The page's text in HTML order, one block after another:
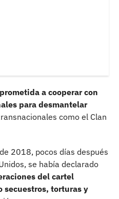
a cooperar con
para desmantelar
como el Clan
2018, pocos días después
se había declarado
del cartel
secuestros, torturas y